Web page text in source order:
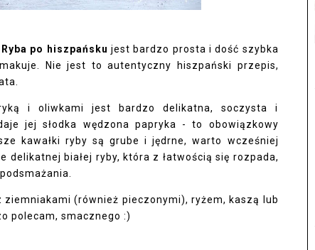
Ryba po hiszpańskujest bardzo prosta i dość szybka
Nie jest to autentyczny hiszpański przepis,
i oliwkami jest bardzo delikatna, soczysta i
jej słodka wędzona papryka - to obowiązkowy
kawałki ryby są grube i jędrne, warto wcześniej
delikatnej białej ryby, która z łatwością się rozpada,
(również pieczonymi), ryżem, kaszą lub
polecam, smacznego :)